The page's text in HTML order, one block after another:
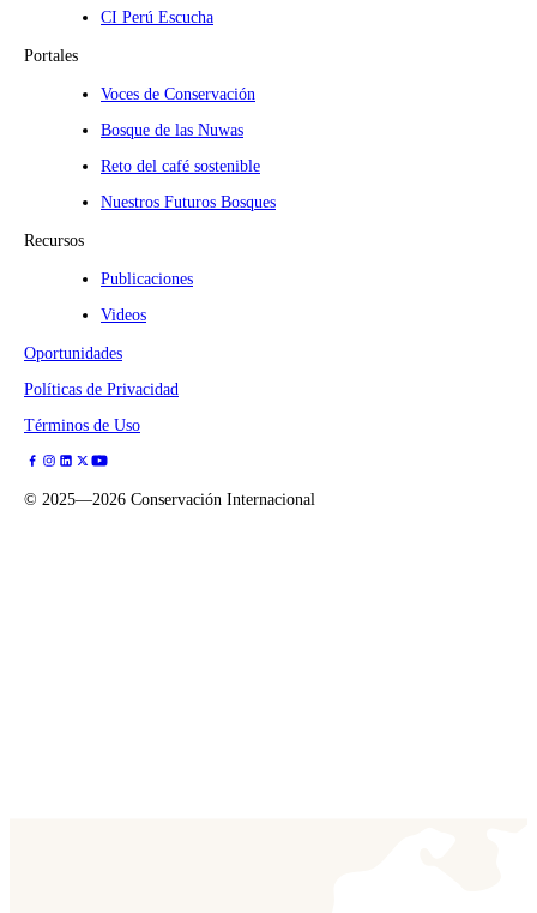
CI Perú Escucha
Portales
Voces de Conservación
Bosque de las Nuwas
Reto del café sostenible
Nuestros Futuros Bosques
Recursos
Publicaciones
Videos
Oportunidades
Políticas de Privacidad
Términos de Uso
© 2025—2026 Conservación Internacional